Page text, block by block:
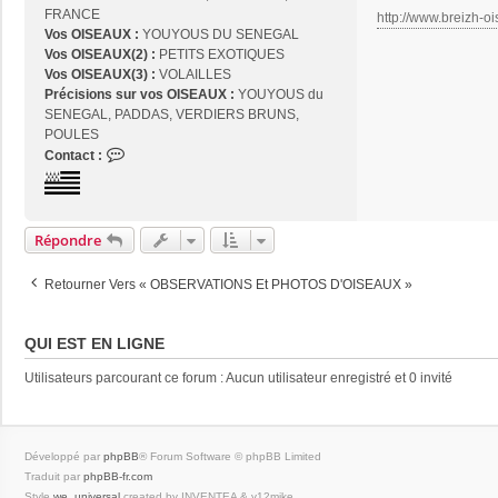
FRANCE
Vos OISEAUX : YOUYOUS DU SENEGAL
Vos OISEAUX(2) : PETITS EXOTIQUES
Vos OISEAUX(3) : VOLAILLES
Précisions sur vos OISEAUX : YOUYOUS du
SENEGAL, PADDAS, VERDIERS BRUNS,
POULES
Contact :
a
c
e
o
s
http://www.breizh-
Répondre
Retourner Vers « OBSERVATIONS Et PHOTOS D'OISEAUX »
QUI EST EN LIGNE
Utilisateurs parcourant ce forum : Aucun utilisateur enregistré et 0 invité
Développé par phpBB® Forum Software © phpBB Limited
Traduit par phpBB-fr.com